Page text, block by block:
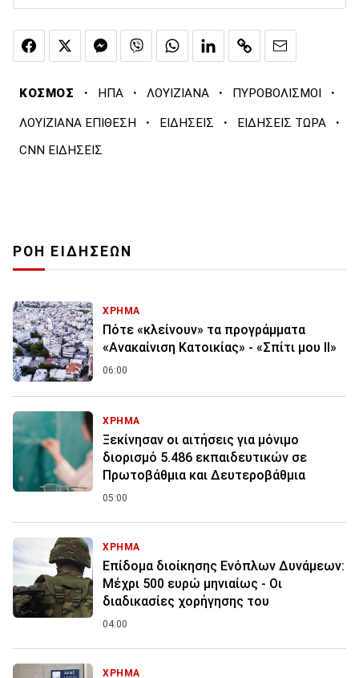
ΚΟΣΜΟΣ · ΗΠΑ · ΛΟΥΙΖΙΑΝΑ · ΠΥΡΟΒΟΛΙΣΜΟΙ ·
ΛΟΥΙΖΙΑΝΑ ΕΠΙΘΕΣΗ · ΕΙΔΗΣΕΙΣ · ΕΙΔΗΣΕΙΣ ΤΩΡΑ ·
CNN ΕΙΔΗΣΕΙΣ
ΡΟΗ ΕΙΔΗΣΕΩΝ
ΧΡΗΜΑ
Πότε «κλείνουν» τα προγράμματα
«Ανακαίνιση Κατοικίας» - «Σπίτι μου ΙΙ»
06:00
ΧΡΗΜΑ
Ξεκίνησαν οι αιτήσεις για μόνιμο
διορισμό 5.486 εκπαιδευτικών σε
Πρωτοβάθμια και Δευτεροβάθμια
05:00
ΧΡΗΜΑ
Επίδομα διοίκησης Ενόπλων Δυνάμεων:
Μέχρι 500 ευρώ μηνιαίως - Οι
διαδικασίες χορήγησης του
04:00
ΧΡΗΜΑ